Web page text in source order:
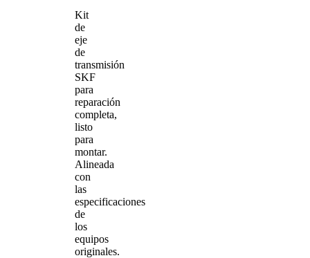
Kit
de
eje
de
transmisión
SKF
para
reparación
completa,
listo
para
montar.
Alineada
con
las
especificaciones
de
los
equipos
originales.